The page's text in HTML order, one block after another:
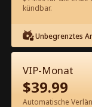
kündbar.
Unbegrenztes
VIP-Monat
$39.99
Automatische